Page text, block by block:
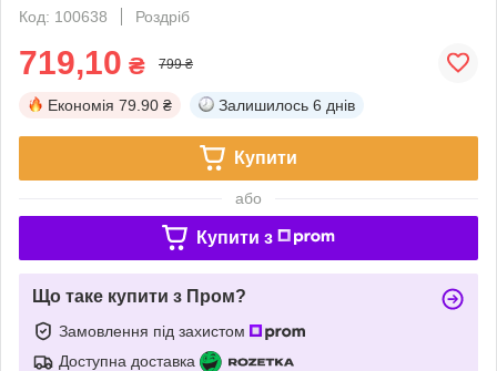
Код: 100638
Роздріб
719,10 ₴ 799 ₴
Економія 79.90 ₴ Залишилось 6 днів
Купити
або
Купити з
Що таке купити з Пром?
Замовлення під захистом
Доступна доставка